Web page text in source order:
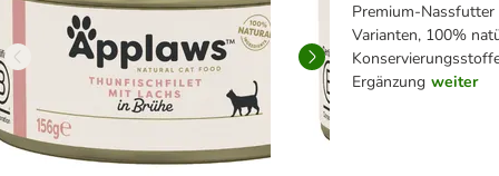
Premium-Nassfutter
Varianten, 100%
Ergänzung weiter